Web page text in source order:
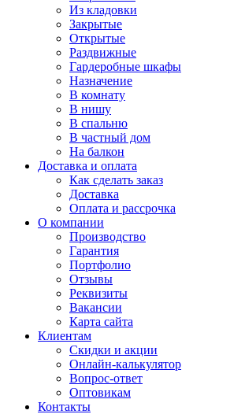
Из кладовки
Закрытые
Открытые
Раздвижные
Гардеробные шкафы
Назначение
В комнату
В нишу
В спальню
В частный дом
На балкон
Доставка и оплата
Как сделать заказ
Доставка
Оплата и рассрочка
О компании
Производство
Гарантия
Портфолио
Отзывы
Реквизиты
Вакансии
Карта сайта
Клиентам
Скидки и акции
Онлайн-калькулятор
Вопрос-ответ
Оптовикам
Контакты